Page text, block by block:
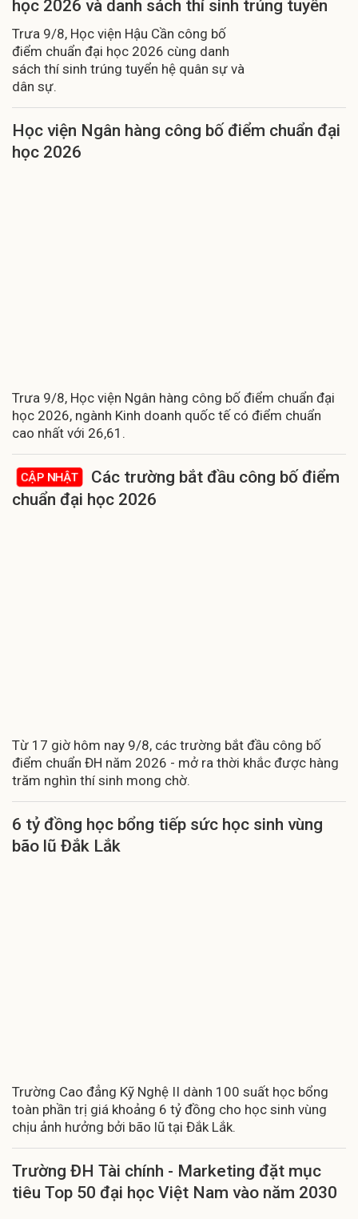
học 2026 và danh sách thí sinh trúng tuyển
Trưa 9/8, Học viện Hậu Cần công bố
điểm chuẩn đại học 2026 cùng danh
sách thí sinh trúng tuyển hệ quân sự và
dân sự.
Học viện Ngân hàng công bố điểm chuẩn đại
học 2026
Trưa 9/8, Học viện Ngân hàng công bố điểm chuẩn đại
học 2026, ngành Kinh doanh quốc tế có điểm chuẩn
cao nhất với 26,61.
CẬP NHẬT
Các trường bắt đầu công bố điểm
chuẩn đại học 2026
Từ 17 giờ hôm nay 9/8, các trường bắt đầu công bố
điểm chuẩn ĐH năm 2026 - mở ra thời khắc được hàng
trăm nghìn thí sinh mong chờ.
6 tỷ đồng học bổng tiếp sức học sinh vùng
bão lũ Đắk Lắk
Trường Cao đẳng Kỹ Nghệ II dành 100 suất học bổng
toàn phần trị giá khoảng 6 tỷ đồng cho học sinh vùng
chịu ảnh hưởng bởi bão lũ tại Đắk Lắk.
Trường ĐH Tài chính - Marketing đặt mục
tiêu Top 50 đại học Việt Nam vào năm 2030